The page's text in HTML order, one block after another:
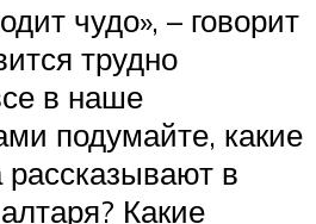
чудо», – говорит
трудно
в наше
подумайте, какие
рассказывают в
Какие